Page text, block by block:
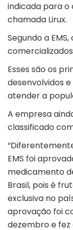
indicada para o
chamada Lirux.
Segundo a
Esses são os
desenvolvidos
atender a
A empresa
classificado
EMS foi
medicamento
Brasil, pois é
exclusiva no
aprovação foi
dezembro e